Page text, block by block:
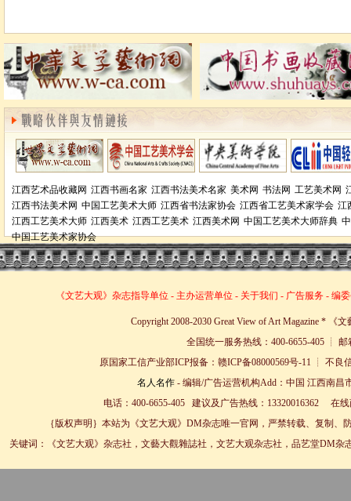
江西艺术品收藏网 江西书画名家 江西书法美术名家 美术网 书法网 工艺美术网
江西书法美术网 中国工艺美术大师 江西省书法家协会 江西省工艺美术家学会 江
江西工艺美术大师 江西美术 江西工艺美术 江西美术网 中国工艺美术大师辞典
中国工艺美术家协会
《文艺大观》杂志指导单位 - 主办运营单位 - 关于我们 - 广告服务 - 编
Copyright 2008-2030 Great View of Art Magazine * 《
全国统一服务热线：400-6655-405 ┊ 邮
原国家工信产业部ICP报备：赣ICP备08000569号-11 ┊ 不
名人名作- 编辑/广告运营机构Add：中国 江西南昌
电话：400-6655-405 建议及广告热线：13320016362 在
｛版权声明｝本站为《文艺大观》DM杂志唯一官网，严禁转载、复制
关键词：《文艺大观》杂志社，文藝大觀雜誌社，文艺大观杂志社，品艺堂DM